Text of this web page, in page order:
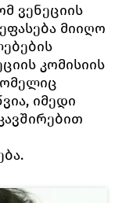
ვენეციის
მიიღო
კომისიის
იმედი